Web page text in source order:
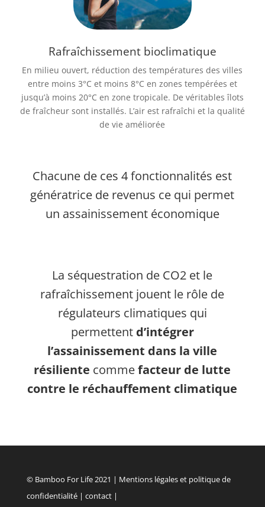
Rafraîchissement bioclimatique
En milieu ouvert, réduction des températures des villes
entre moins 3°C et moins 8°C en zones tempérées et
jusqu’à moins 20°C en zone tropicale. De véritables îlots
de fraîcheur sont installés. L’air est rafraîchi et la qualité
de vie améliorée
Chacune de ces 4 fonctionnalités est
génératrice de revenus ce qui permet
un assainissement économique
La séquestration de CO2 et le
rafraîchissement jouent le rôle de
régulateurs climatiques qui
permettent d’intégrer
l’assainissement dans la ville
résiliente comme facteur de lutte
contre le réchauffement climatique
© Bamboo For Life 2021 | Mentions légales et politique de
confidentialité| contact|